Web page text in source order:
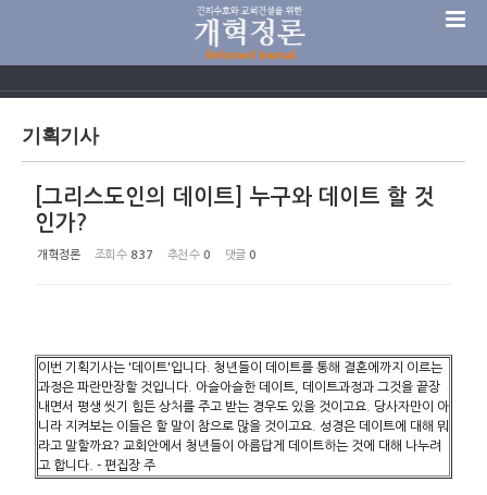
기획기사
[그리스도인의 데이트] 누구와 데이트 할 것
인가?
개혁정론 조회 수 837 추천 수 0 댓글 0
이번 기획기사는 '데이트'입니다. 청년들이 데이트를 통해 결혼에까지 이르는
과정은 파란만장할 것입니다. 아슬아슬한 데이트, 데이트과정과 그것을 끝장
내면서 평생 씻기 힘든 상처를 주고 받는 경우도 있을 것이고요. 당사자만이 아
니라 지켜보는 이들은 할 말이 참으로 많을 것이고요. 성경은 데이트에 대해 뭐
라고 말할까요? 교회안에서 청년들이 아름답게 데이트하는 것에 대해 나누려
고 합니다. - 편집장 주
Sketchbook5, 스케치북5
Sketchbook5, 스케치북5